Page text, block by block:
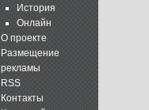
История
Онлайн
О проекте
Размещение
рекламы
RSS
Контакты